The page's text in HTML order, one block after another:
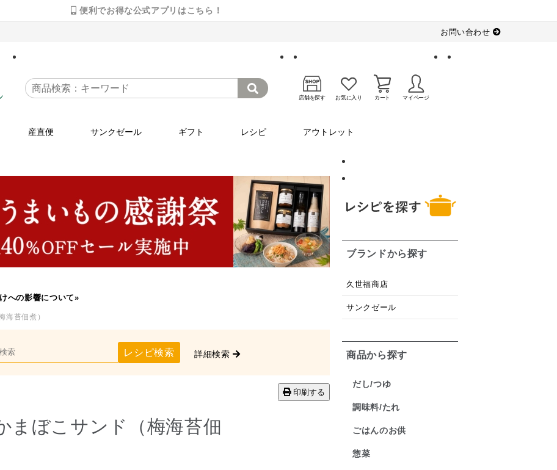
便利でお得な公式アプリはこちら！
お問い合わせ
店舗を探す お気に入り カート マイページ
産直便 サンクゼール ギフト レシピ アウトレット
への影響について»
海苔佃煮）
レシピ検索 詳細検索
印刷する
まぼこサンド（梅海苔佃
ブランドから探す
久世福商店
サンクゼール
商品から探す
だし/つゆ
調味料/たれ
ごはんのお供
惣菜